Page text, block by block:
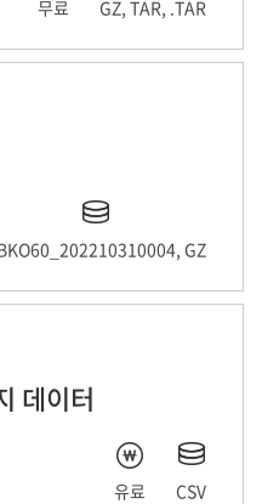
무료 GZ, TAR, .TAR
GZ
데이터
유료 CSV